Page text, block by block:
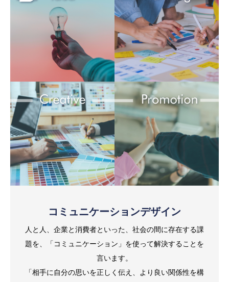
コミュニケーションデザイン
人と人、企業と消費者といった、社会の間に存在する課
題を、「コミュニケーション」を使って解決することを
言います。
「相手に自分の思いを正しく伝え、より良い関係性を構